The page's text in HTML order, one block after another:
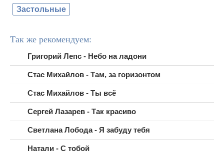
Застольные
Так же рекомендуем:
Григорий Лепс - Небо на ладони
Стас Михайлов - Там, за горизонтом
Стас Михайлов - Ты всё
Сергей Лазарев - Так красиво
Светлана Лобода - Я забуду тебя
Натали - С тобой